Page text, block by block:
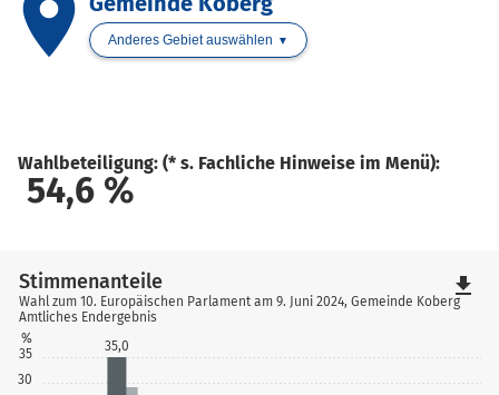
place Anderes Gebiet auswählen
Wahlbeteiligung: (* s. Fachliche Hinweise im Menü):
54,6 %
30
35
%
35,0
Stimmenanteile
Wahl zum 10. Europäischen Parlament am 9. Juni 2024, Gemeinde Koberg
Amtliches Endergebnis
file_download